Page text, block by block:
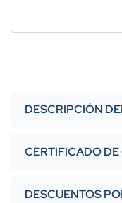
DESCRIPCIÓN
CERTIFICADO
DESCUENTOS